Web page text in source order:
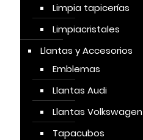
Limpia tapicerías
Limpiacristales
Llantas y Accesorios
Emblemas
Llantas Audi
Llantas Volkswagen
Tapacubos